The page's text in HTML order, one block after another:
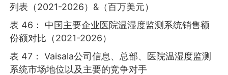
列表（2021-2026）&（百万美元）
表 46： 中国主要企业医院温湿度监测系统销售额
份额对比（2021-2026）
表 47： Vaisala公司信息、总部、医院温湿度监测
系统市场地位以及主要的竞争对手